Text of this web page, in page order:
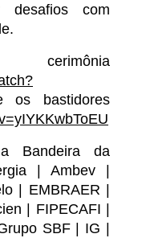
desafios com
os bastidores
Bandeira da
| Ambev |
| EMBRAER |
| FIPECAFI |
SBF | IG |